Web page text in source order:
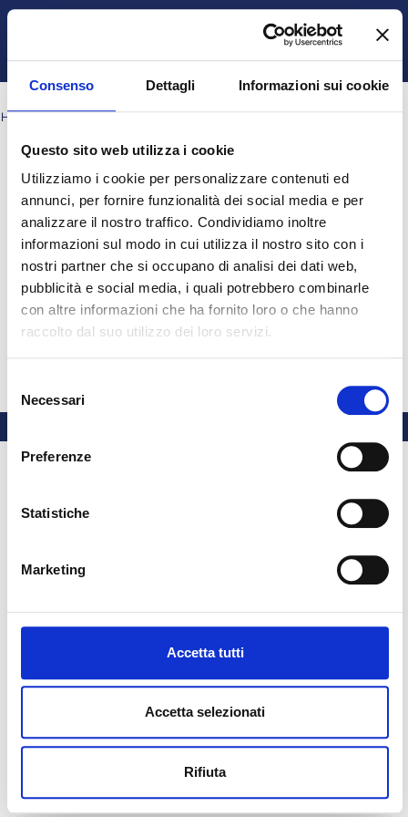
Consenso Dettagli Informazioni sui cookie
Questo sito web utilizza i cookie
Utilizziamo i cookie per personalizzare contenuti ed
annunci, per fornire funzionalità dei social media e per
analizzare il nostro traffico. Condividiamo inoltre
informazioni sul modo in cui utilizza il nostro sito con i
nostri partner che si occupano di analisi dei dati web,
pubblicità e social media, i quali potrebbero combinarle
con altre informazioni che ha fornito loro o che hanno
raccolto dal suo utilizzo dei loro servizi.
delNecessari
Preferenze
Statistiche
Marketing
Accetta tutti
Accetta selezionati
Rifiuta
Vai al contenuto principale
Pannello laterale
Attiva/disattiva input di ricerca
Ospite Login
HOME PAGINE DEL SITO
Blocchi
Blocchi
Blocchi
Blocchi
Regressione Logistica
Nessun risultato per "Regressione Logistica"
Ottieni l'app mobile
© 2025 - Universita' degli Studi "Magna Græcia" di Catanzaro-
Campus Universitario "Salvatore Venuta"
Viale Europa - Localitá Germaneto (88100) CATANZARO - Tel.